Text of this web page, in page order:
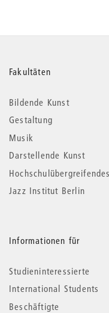
Weitere
Fakultäten
Bildende Kunst
Gestaltung
Musik
Darstellende Kunst
Jazz Institut Berlin
Informationen für
Studieninteressierte
International Students
Beschäftigte